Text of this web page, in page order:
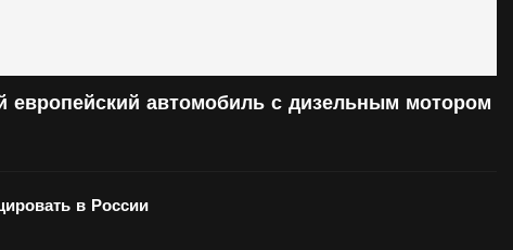
европейский автомобиль с дизельным мотором
в России